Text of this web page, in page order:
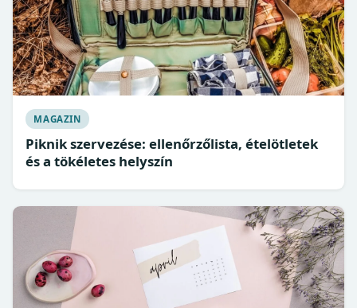
MAGAZIN
Piknik szervezése: ellenőrzőlista, ételötletek
és a tökéletes helyszín